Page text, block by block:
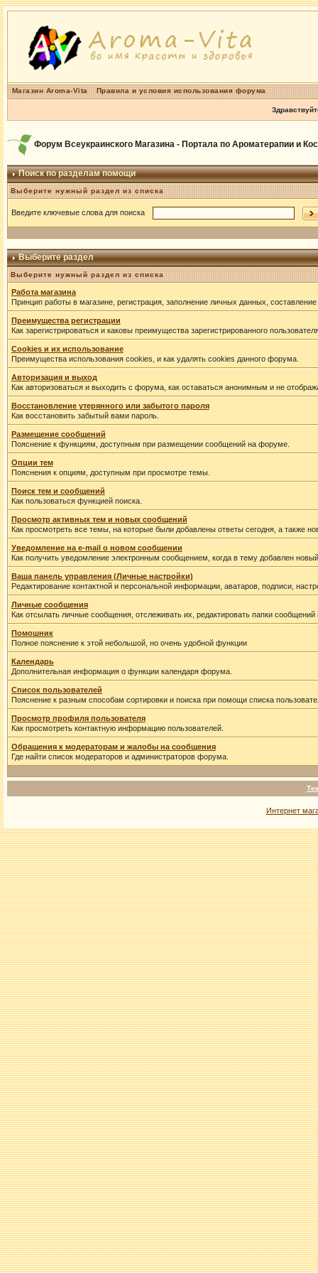
Магазин Aroma-Vita Правила и условия использования форума
Форум Всеукраинского Магазина - Портала по Ароматерапии и
Поиск по разделам помощи
Выберите нужный раздел из списка
Введите ключевые слова для поиска
Выберите раздел
Выберите нужный раздел из списка
Работа магазина
Принцип работы в магазине, регистрация, заполнение личных данных,
Преимущества регистрации
Как зарегистрироваться и каковы преимущества зарегистрированного
Cookies и их использование
Преимущества использования cookies, и как удалять cookies данного форума.
Авторизация и выход
Как авторизоваться и выходить с форума, как оставаться анонимным и не
Восстановление утерянного или забытого пароля
Как восстановить забытый вами пароль.
Размещение сообщений
Пояснение к функциям, доступным при размещении сообщений на форуме.
Опции тем
Пояснения к опциям, доступным при просмотре темы.
Поиск тем и сообщений
Как пользоваться функцией поиска.
Просмотр активных тем и новых сообщений
Как просмотреть все темы, на которые были добавлены ответы сегодня, а также
Уведомление на е-mail о новом сообщении
Как получить уведомление электронным сообщением, когда в тему добавлен новый
Ваша панель управления (Личные настройки)
Редактирование контактной и персональной информации, аватаров, подписи,
Личные сообщения
Как отсылать личные сообщения, отслеживать их, редактировать папки
Помошник
Полное пояснение к этой небольшой, но очень удобной функции
Календарь
Дополнительная информация о функции календаря форума.
Список пользователей
Пояснение к разным способам сортировки и поиска при помощи списка
Просмотр профиля пользователя
Как просмотреть контактную информацию пользователей.
Обращения к модераторам и жалобы на сообщения
Где найти список модераторов и администраторов форума.
Интернет